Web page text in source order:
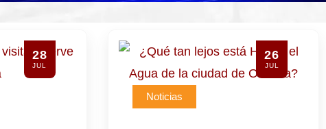
28
JUL
26
JUL
Noticias